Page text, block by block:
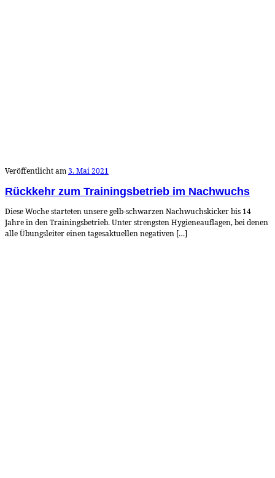
Veröffentlicht am3. Mai 2021
Rückkehr zum Trainingsbetrieb im Nachwuchs
Diese Woche starteten unsere gelb-schwarzen Nachwuchskicker bis 14
Jahre in den Trainingsbetrieb. Unter strengsten Hygieneauflagen, bei denen
alle Übungsleiter einen tagesaktuellen negativen […]